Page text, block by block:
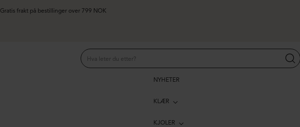
Gratis frakt på bestillinger over 799 NOK
NYHETER
KLÆR
KJOLER